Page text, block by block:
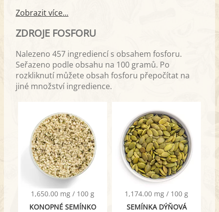
Zobrazit více...
ZDROJE FOSFORU
Nalezeno 457 ingrediencí s obsahem fosforu.
Seřazeno podle obsahu na 100 gramů. Po
rozkliknutí můžete obsah fosforu přepočítat na
jiné množství ingredience.
1,650.00 mg / 100 g
KONOPNÉ SEMÍNKO
1,174.00 mg / 100 g
SEMÍNKA DÝŇOVÁ